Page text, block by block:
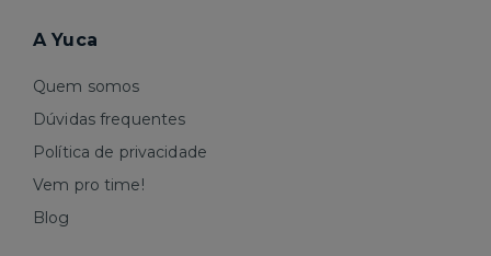
A Yuca
Quem somos
Dúvidas frequentes
Política de privacidade
Vem pro time!
Blog